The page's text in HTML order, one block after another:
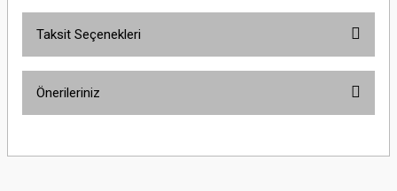
Taksit Seçenekleri
Önerileriniz